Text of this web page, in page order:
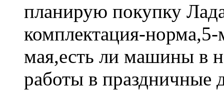
планирую покупку
комплектация-
мая,есть ли машины в
работы в праздничные